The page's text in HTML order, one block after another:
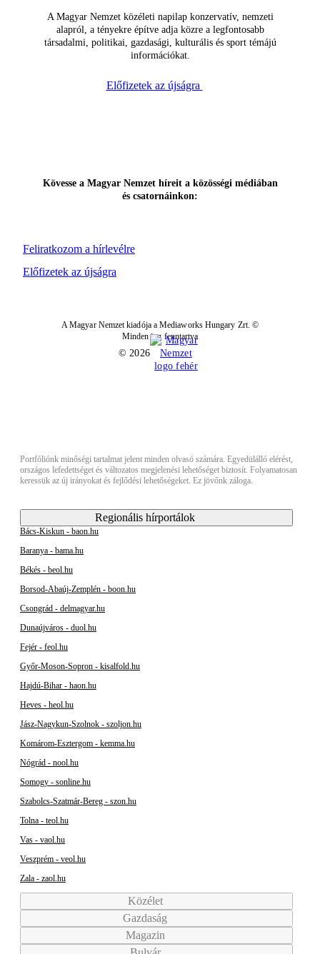
A Magyar Nemzet közéleti napilap konzervatív, nemzeti
alapról, a tényekre építve adja közre a legfontosabb
társadalmi, politikai, gazdasági, kulturális és sport témájú
információkat.
Előfizetek az újságra
Feliratkozom a hírlevélre
Kövesse a Magyar Nemzet híreit a közösségi médiában
és csatornáinkon:
Előfizetek az újságra
A Magyar Nemzet kiadója a Mediaworks Hungary Zrt. ©
Minden jog fenntartva
© 2026
Portfóliónk minőségi tartalmat jelent minden olvasó számára. Egyedülálló elérést,
országos lefedettséget és változatos megjelenési lehetőséget biztosít. Folyamatosan
keressük az új irányokat és fejlődési lehetőségeket. Ez jövőnk záloga.
Regionális hírportálok
Bács-Kiskun - baon.hu
Baranya - bama.hu
Békés - beol.hu
Borsod-Abaúj-Zemplén - boon.hu
Csongrád - delmagyar.hu
Dunaújváros - duol.hu
Fejér - feol.hu
Győr-Moson-Sopron - kisalfold.hu
Hajdú-Bihar - haon.hu
Heves - heol.hu
Jász-Nagykun-Szolnok - szoljon.hu
Komárom-Esztergom - kemma.hu
Nógrád - nool.hu
Somogy - sonline.hu
Szabolcs-Szatmár-Bereg - szon.hu
Tolna - teol.hu
Vas - vaol.hu
Veszprém - veol.hu
Zala - zaol.hu
Közélet
Gazdaság
Magazin